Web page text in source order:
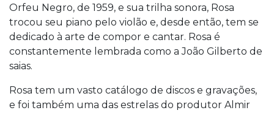
Orfeu Negro, de 1959, e sua trilha sonora, Rosa
trocou seu piano pelo violão e, desde então, tem se
dedicado à arte de compor e cantar. Rosa é
constantemente lembrada como a João Gilberto de
saias.
Rosa tem um vasto catálogo de discos e gravações,
e foi também uma das estrelas do produtor Almir